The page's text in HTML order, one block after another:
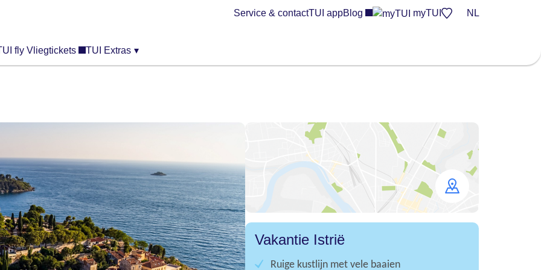
fly Vliegtickets TUI Extras ▾
Service & contactTUI appBlog myTUI NL
Vakantie Istrië
Ruige kustlijn met vele baaien